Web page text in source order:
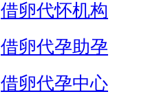
借卵代怀机构
借卵代孕助孕
借卵代孕中心